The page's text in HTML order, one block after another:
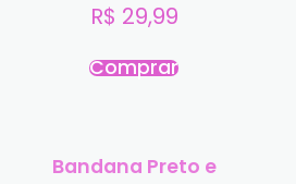
R$ 29,99
Comprar
Bandana Preto e